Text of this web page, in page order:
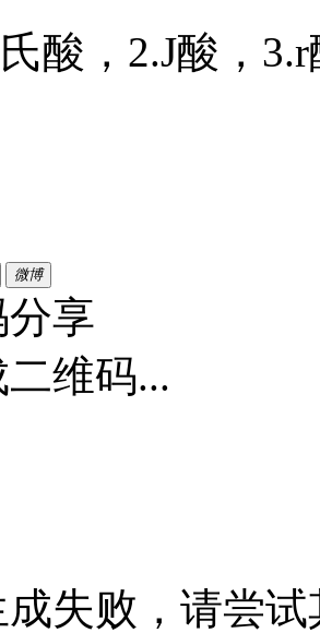
酸，2.J酸，3.r
微博
享
维码...
失败，请尝